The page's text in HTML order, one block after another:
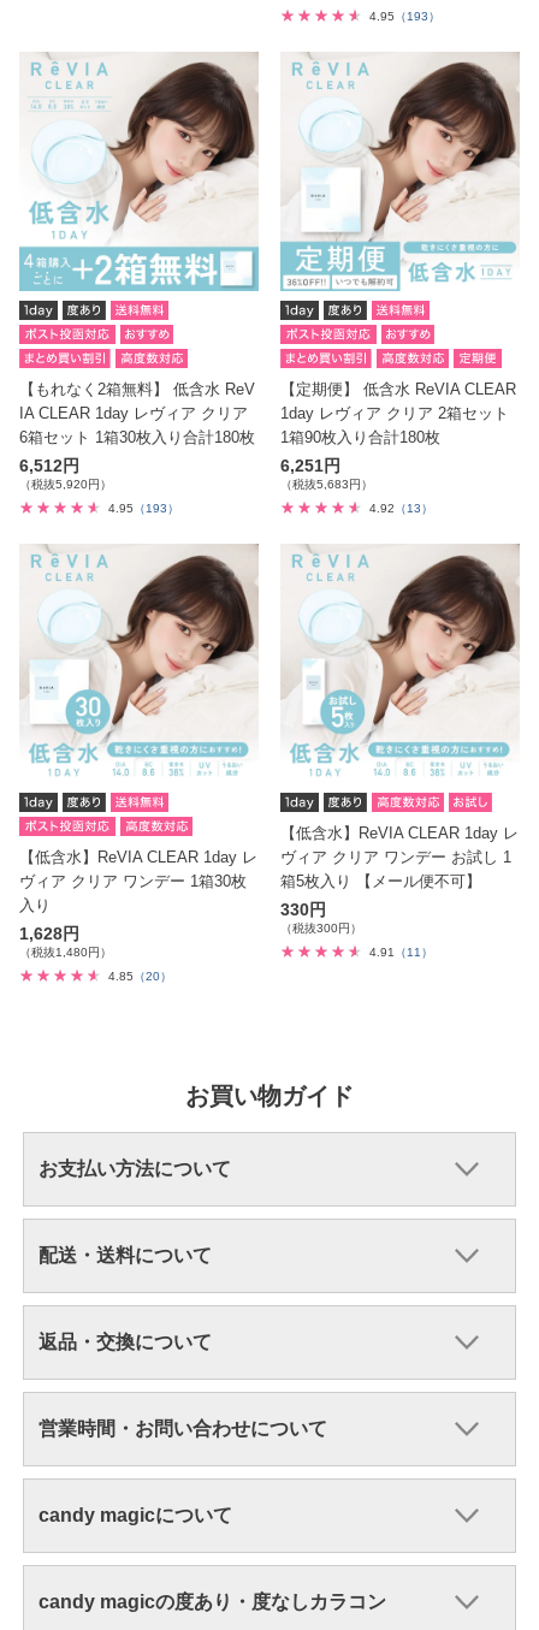
4.95
（193）
【もれなく2箱無料】 低含水 ReV
IA CLEAR 1day レヴィア クリア
6箱セット 1箱30枚入り合計180枚
6,512円
（税抜5,920円）
4.95 （193）
【定期便】 低含水 ReVIA CLEAR
1day レヴィア クリア 2箱セット
1箱90枚入り合計180枚
6,251円
（税抜5,683円）
4.92
（13）
【低含水】ReVIA CLEAR 1day レ
ヴィア クリア ワンデー 1箱30枚
入り
1,628円
（税抜1,480円）
4.85 （20）
【低含水】ReVIA CLEAR 1day レ
ヴィア クリア ワンデー お試し 1
箱5枚入り 【メール便不可】
330円
（税抜300円）
4.91
（11）
お買い物ガイド
お支払い方法について
配送・送料について
返品・交換について
営業時間・お問い合わせについて
candy magicについて
candy magicの度あり・度なしカラコン